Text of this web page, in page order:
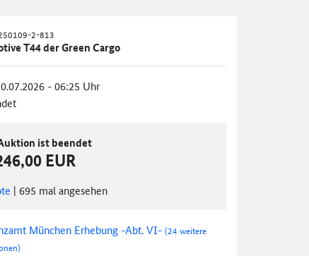
2-813
T44 der Green Cargo
- 06:25 Uhr
ist beendet
EUR
| 695 mal angesehen
München Erhebung -Abt. VI- (24 weitere